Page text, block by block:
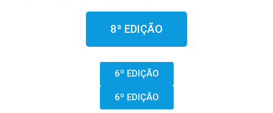
8ª EDIÇÃO
6º EDIÇÃO
6º EDIÇÃO